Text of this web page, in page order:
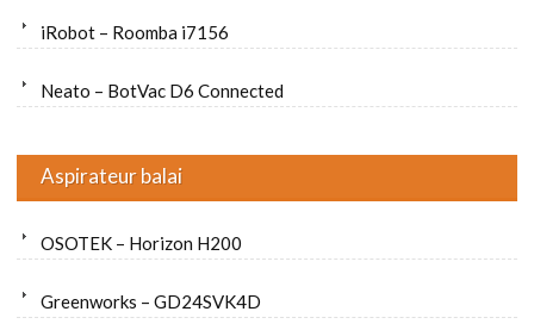
iRobot – Roomba i7156
Neato – BotVac D6 Connected
Aspirateur balai
OSOTEK – Horizon H200
Greenworks – GD24SVK4D